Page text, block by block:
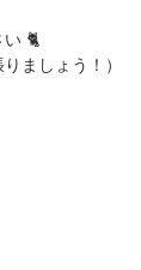
🐈
ましょう！）